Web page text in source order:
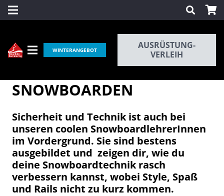
WINTERANGEBOT
AUSRÜSTUNG-
VERLEIH
GRUPPENKURS
SNOWBOARDEN
Sicherheit und Technik ist auch bei
unseren coolen SnowboardlehrerInnen
im Vordergrund. Sie sind bestens
ausgebildet und zeigen dir, wie du
deine Snowboardtechnik rasch
verbessern kannst, wobei Style, Spaß
und Rails nicht zu kurz kommen.